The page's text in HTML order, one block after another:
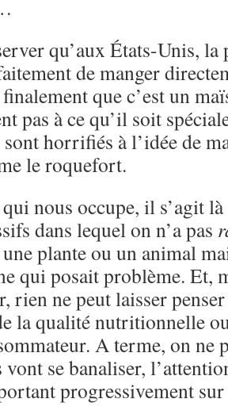
qu’aux États-Unis, la
de manger
que c’est un
pas à ce qu’il soit
horrifiés à l’idée de
le roquefort.
qui nous occupe, il s’agit
dans lequel on n’a pas
plante ou un animal
qui posait problème. Et,
rien ne peut laisser
la qualité nutritionnelle
A terme, on ne
se banaliser,
progressivement